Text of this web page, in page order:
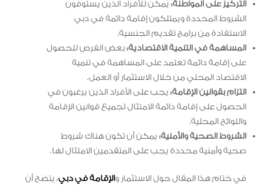
التركيز على المواطنة: يُمكن للأفراد الذين يستوفون
الشروط المحددة ويمتلكون إقامة دائمة في دبي
الاستفادة من برامج تقديم الجنسية.
المساهمة في التنمية الاقتصادية:بعض الفرص للحصول
على إقامة دائمة تعتمد على المساهمة في تنمية
الاقتصاد المحلي من خلال الاستثمار أو العمل.
التزام بقوانين الإقامة: يجب على الأفراد الذين يرغبون في
الحصول على إقامة دائمة الامتثال لجميع قوانين الإقامة
واللوائح المحلية.
الشروط الصحية والأمنية: يمكن أن تكون هناك شروط
صحية وأمنية محددة يجب على المتقدمين الامتثال لها.
في ختام هذا المقال حول الاستثمار والإقامة في دبي، يتضح أن